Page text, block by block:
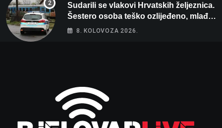
Sudarili se vlakovi Hrvatskih željeznica.
Šestero osoba teško ozlijeđeno, mlađa
žena na intenzivnoj
8. KOLOVOZA 2026.